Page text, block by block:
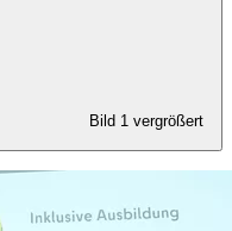
Bild 1 vergrößert